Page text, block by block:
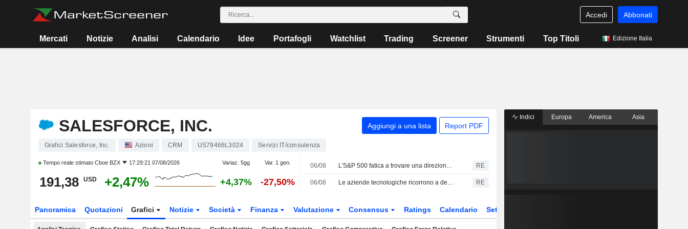
Accedi Abbonati
Mercati Notizie Analisi Calendario Idee Portafogli Watchlist Trading Screener Strumenti Top Titoli Edizione Italia
SALESFORCE, INC. Aggiungi a una lista Report PDF
Grafici Salesforce, Inc. Azioni CRM US79466L3024 Servizi IT/consulenza
Tempo reale stimato Cboe BZX 17:29:21 07/08/2026 Variaz. 5gg Var. 1 gen.
191,38 USD +2,47% +4,37% -27,50%
06/08 L'S&P 500 fatica a trovare una direzione mentre gli investitori attendono un accordo in Medio Oriente; scivolano i titoli software RE
06/08 Le aziende tecnologiche ricorrono a debito e capitale proprio per finanziare l'espansione dell'IA e del cloud RE
Panoramica Quotazioni Grafici Notizie Società Finanza Valutazione Consensus Ratings Calendario Settore
Indici Europa America Asia